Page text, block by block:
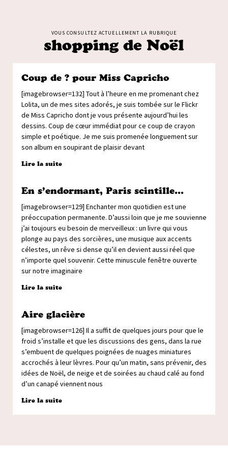
VOUS CONSULTEZ ACTUELLEMENT LA RUBRIQUE
shopping de Noël
Coup de ? pour Miss Capricho
[imagebrowser=132] Tout à l’heure en me promenant chez
Lolita, un de mes sites adorés, je suis tombée sur le Flickr
de Miss Capricho dont je vous présente aujourd’hui les
dessins. Coup de cœur immédiat pour ce coup de crayon
simple et poétique. Je me suis promenée longuement sur
son album en soupirant de plaisir devant
Lire la suite
En s’endormant, Paris scintille…
[imagebrowser=129] Enchanter mon quotidien est une
préoccupation permanente. D’aussi loin que je me souvienne
j’ai toujours eu besoin de merveilleux : un livre qui vous
plonge au pays des sorcières, une musique aux accents
célestes, un rêve si dense qu’il en devient aussi réel que
n’importe quel souvenir. Cette minuscule fenêtre ouverte
sur notre imaginaire
Lire la suite
Aire glacière
[imagebrowser=126] Il a suffit de quelques jours pour que le
froid s’installe et que les discussions des gens, dans la rue
s’embuent de quelques poignées de nuages miniatures
accrochés à leur lèvres. Pour qu’un matin, sans prévenir, des
idées de Noël, de neige et de soirées au chaud calé au fond
d’un canapé viennent nous
Lire la suite